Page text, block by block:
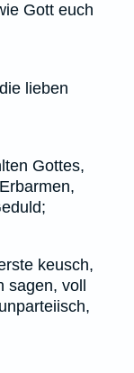
Gott euch
lieben
Gottes,
keusch,
voll